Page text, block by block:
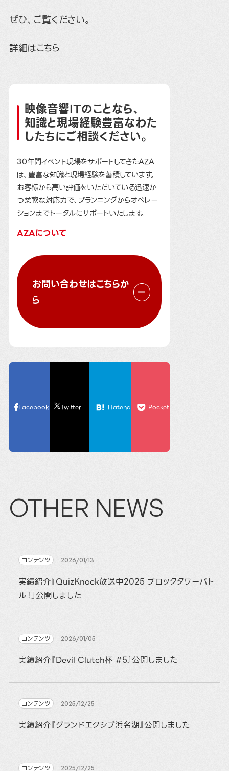
ぜひ、ご覧ください。
詳細はこちら
映像音響ITのことなら、
知識と現場経験豊富なわた
したちにご相談ください。
30年間イベント現場をサポートしてきたAZA
は、豊富な知識と現場経験を蓄積しています。
お客様から高い評価をいただいている迅速か
つ柔軟な対応力で、プランニングからオペレー
ションまでトータルにサポートいたします。
AZAについて
お問い合わせはこちらか
ら
Facebook Twitter Hatena Pocket
OTHER NEWS
コンテンツ 2026/01/13
実績紹介『QuizKnock放送中2025 ブロックタワーバト
ル！』公開しました
コンテンツ 2026/01/05
実績紹介『Devil Clutch杯 #5』公開しました
コンテンツ 2025/12/25
実績紹介『グランドエクシブ浜名湖』公開しました
コンテンツ 2025/12/25